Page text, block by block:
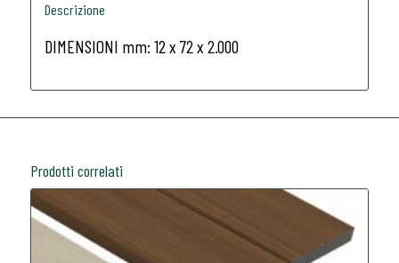
Descrizione
DIMENSIONI mm: 12 x 72 x 2.000
Prodotti correlati